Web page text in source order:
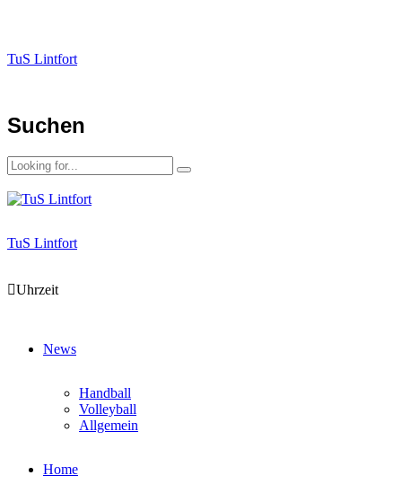
TuS Lintfort
Suchen
TuS Lintfort
Uhrzeit
News
Handball
Volleyball
Allgemein
Home